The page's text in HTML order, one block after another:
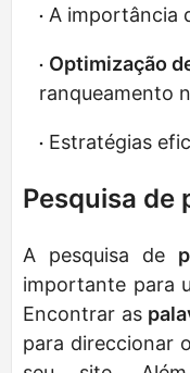
A importância
Optimização
ranqueamento
Estratégias
Pesquisa de
A pesquisa de
importante para
Encontrar as
para direccionar